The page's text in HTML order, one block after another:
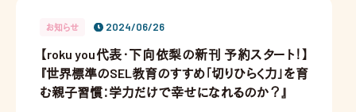
お知らせ 2024/06/26
【roku you代表・下向依梨の新刊 予約スタート！】
『世界標準のSEL教育のすすめ「切りひらく力」を育
む親子習慣：学力だけで幸せになれるのか？』